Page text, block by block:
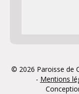
© 2026 Paroisse de
- Mentions